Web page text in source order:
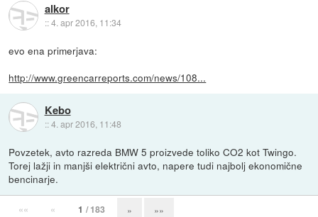
alkor
::4. apr 2016, 11:34
evo ena primerjava:
http://www.greencarreports.com/news/108...
Kebo
::4. apr 2016, 11:48
Povzetek, avto razreda BMW 5 proizvede toliko CO2 kot Twingo.
Torej lažji in manjši električni avto, napere tudi najbolj ekonomične
bencinarje.
«« « 1 / 183 » »»